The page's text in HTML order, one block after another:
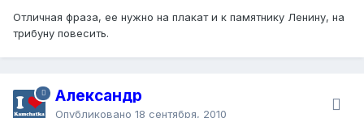
Отличная фраза, ее нужно на плакат и к памятнику Ленину, на
трибуну повесить.
Александр
Опубликовано 18 сентября, 2010